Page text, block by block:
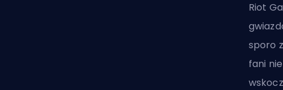
Riot
sporo
fani